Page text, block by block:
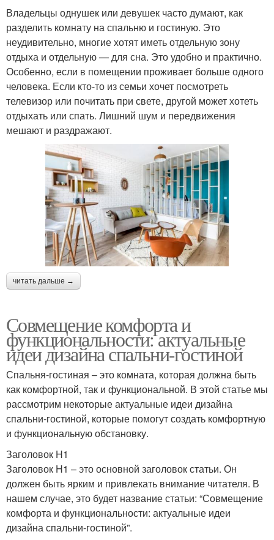
Владельцы однушек или девушек часто думают, как
разделить комнату на спальню и гостиную. Это
неудивительно, многие хотят иметь отдельную зону
отдыха и отдельную — для сна. Это удобно и практично.
Особенно, если в помещении проживает больше одного
человека. Если кто-то из семьи хочет посмотреть
телевизор или почитать при свете, другой может хотеть
отдыхать или спать. Лишний шум и передвижения
мешают и раздражают.
читать дальше →
Совмещение комфорта и
функциональности: актуальные
идеи дизайна спальни-гостиной
Спальня-гостиная – это комната, которая должна быть
как комфортной, так и функциональной. В этой статье мы
рассмотрим некоторые актуальные идеи дизайна
спальни-гостиной, которые помогут создать комфортную
и функциональную обстановку.
Заголовок H1
Заголовок H1 – это основной заголовок статьи. Он
должен быть ярким и привлекать внимание читателя. В
нашем случае, это будет название статьи: “Совмещение
комфорта и функциональности: актуальные идеи
дизайна спальни-гостиной”.